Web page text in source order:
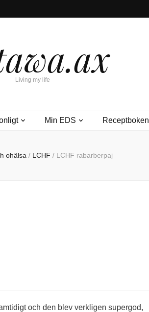
Living my life
Min EDS Receptboken
ohälsa / LCHF / LCHF rabarberpaj
och den blev verkligen supergod,